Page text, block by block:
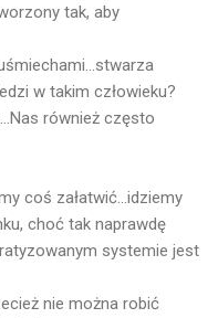
tak, aby
w takim człowieku?
również często
coś załatwić...idziemy
choć tak naprawdę
systemie jest
nie można robić